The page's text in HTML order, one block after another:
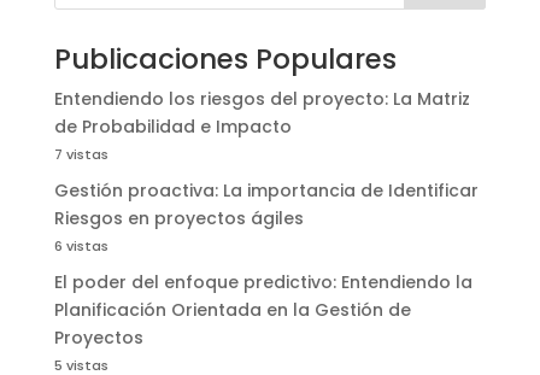
Publicaciones Populares
Entendiendo los riesgos del proyecto: La Matriz
de Probabilidad e Impacto
7 vistas
Gestión proactiva: La importancia de Identificar
Riesgos en proyectos ágiles
6 vistas
El poder del enfoque predictivo: Entendiendo la
Planificación Orientada en la Gestión de
Proyectos
5 vistas